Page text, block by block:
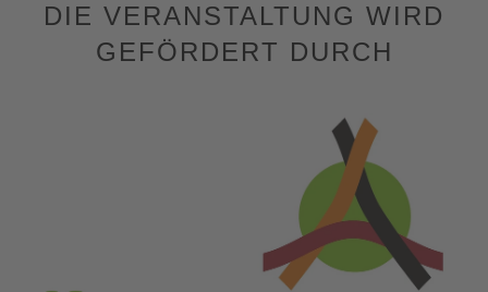
DIE VERANSTALTUNG WIRD
GEFÖRDERT DURCH